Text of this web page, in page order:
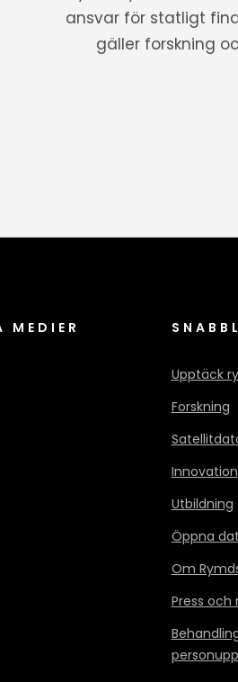
ansvar för statligt
gäller forskning
MEDIER
Upptäck
Forskning
Innovation
Utbildning
Öppna
Om
Press och